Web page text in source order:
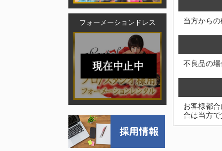
フォーメーションドレス 当方から
不良品の
お客様都
合は当方